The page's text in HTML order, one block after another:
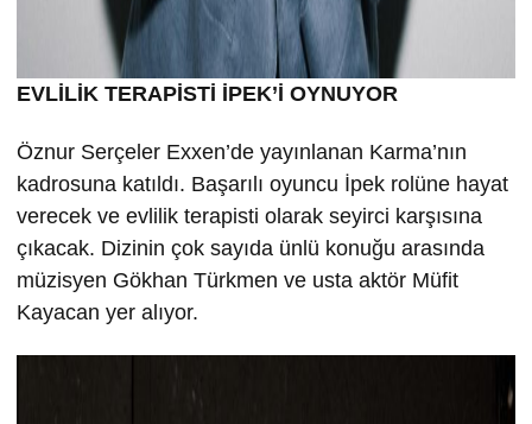
EVLİLİK TERAPİSTİ İPEK’İ OYNUYOR
Öznur Serçeler Exxen’de yayınlanan Karma’nın
kadrosuna katıldı. Başarılı oyuncu İpek rolüne hayat
verecek ve evlilik terapisti olarak seyirci karşısına
çıkacak. Dizinin çok sayıda ünlü konuğu arasında
müzisyen Gökhan Türkmen ve usta aktör Müfit
Kayacan yer alıyor.